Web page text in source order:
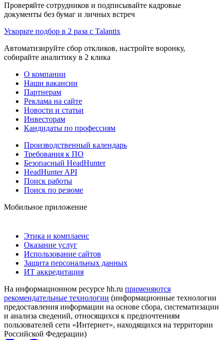
Проверяйте сотрудников и подписывайте кадровые
документы без бумаг и личных встреч
Ускорьте подбор в 2 раза с Talantix
Автоматизируйте сбор откликов, настройте воронку,
собирайте аналитику в 2 клика
О компании
Наши вакансии
Партнерам
Реклама на сайте
Новости и статьи
Инвесторам
Кандидаты по профессиям
Производственный календарь
Требования к ПО
Безопасный HeadHunter
HeadHunter API
Поиск работы
Поиск по резюме
Мобильное приложение
Этика и комплаенс
Оказание услуг
Использование сайтов
Защита персональных данных
ИТ аккредитация
На информационном ресурсе hh.ru применяются
рекомендательные технологии (информационные технологии
предоставления информации на основе сбора, систематизации
и анализа сведений, относящихся к предпочтениям
пользователей сети «Интернет», находящихся на территории
Российской Федерации)